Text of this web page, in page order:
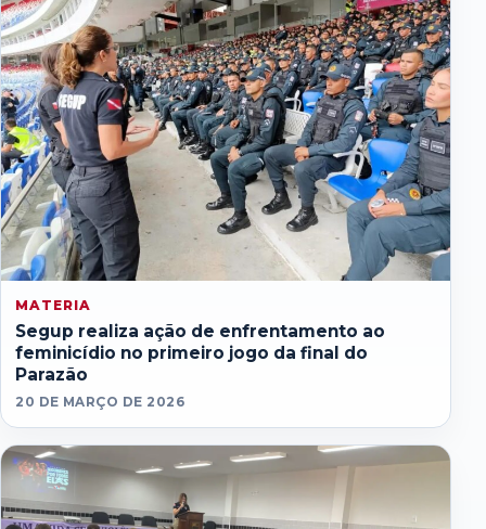
MATERIA
Segup realiza ação de enfrentamento ao
feminicídio no primeiro jogo da final do
Parazão
20 DE MARÇO DE 2026